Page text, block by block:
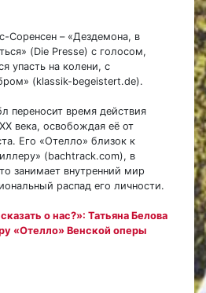
Соренсен – «Дездемона, в
(Die Presse) с голосом,
упасть на колени, с
(klassik-begeistert.de).
переносит время действия
века, освобождая её от
Его «Отелло» близок к
(bachtrack.com), в
занимает внутренний мир
распад его личности.
о нас?»: Татьяна Белова
«Отелло» Венской оперы